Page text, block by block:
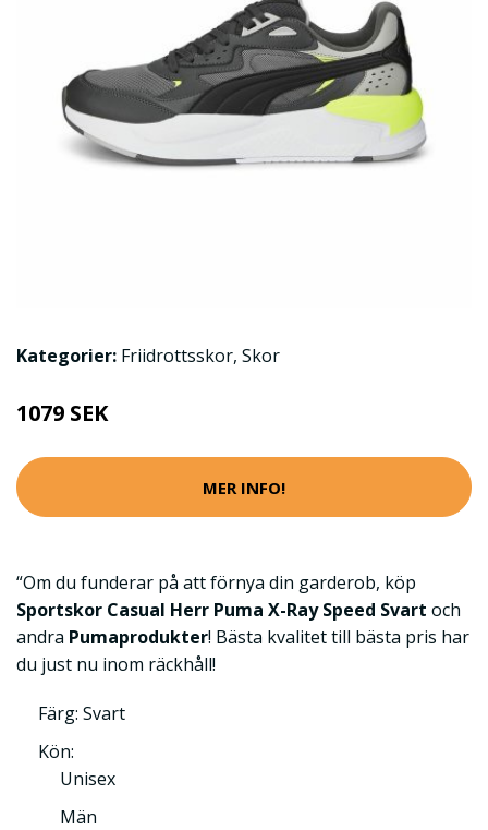
Kategorier: Friidrottsskor, Skor
1079 SEK
MER INFO!
“Om du funderar på att förnya din garderob, köp
Sportskor Casual Herr Puma X-Ray Speed Svart och
andra Pumaprodukter! Bästa kvalitet till bästa pris har
du just nu inom räckhåll!
Färg: Svart
Kön:
Unisex
Män